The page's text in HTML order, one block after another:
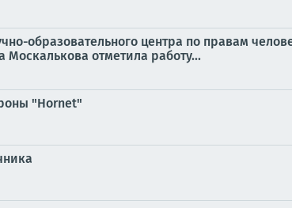
образовательного центра по правам
Москалькова отметила работу...
"Hornet"